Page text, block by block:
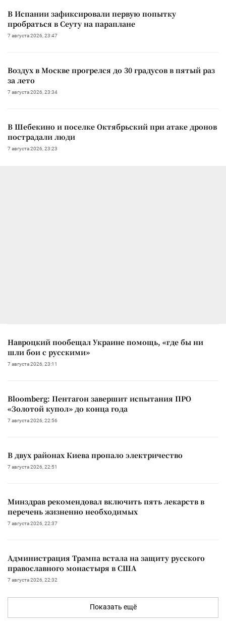
В Испании зафиксировали первую попытку
пробраться в Сеуту на параплане
7 августа 2026, 23:47
Воздух в Москве прогрелся до 30 градусов в пятый раз
за лето
7 августа 2026, 23:34
В Шебекино и поселке Октябрьский при атаке дронов
пострадали люди
7 августа 2026, 23:23
Навроцкий пообещал Украине помощь, «где бы ни
шли бои с русскими»
7 августа 2026, 23:11
Bloomberg: Пентагон завершит испытания ПРО
«Золотой купол» до конца года
7 августа 2026, 22:56
В двух районах Киева пропало электричество
7 августа 2026, 22:51
Минздрав рекомендовал включить пять лекарств в
перечень жизненно необходимых
7 августа 2026, 22:37
Администрация Трампа встала на защиту русского
православного монастыря в США
7 августа 2026, 22:32
Показать ещё